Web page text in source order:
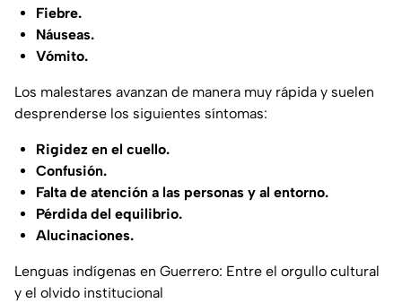
Fiebre.
Náuseas.
Vómito.
Los malestares avanzan de manera muy rápida y suelen
desprenderse los siguientes síntomas:
Rigidez en el cuello.
Confusión.
Falta de atención a las personas y al entorno.
Pérdida del equilibrio.
Alucinaciones.
Lenguas indígenas en Guerrero: Entre el orgullo cultural
y el olvido institucional